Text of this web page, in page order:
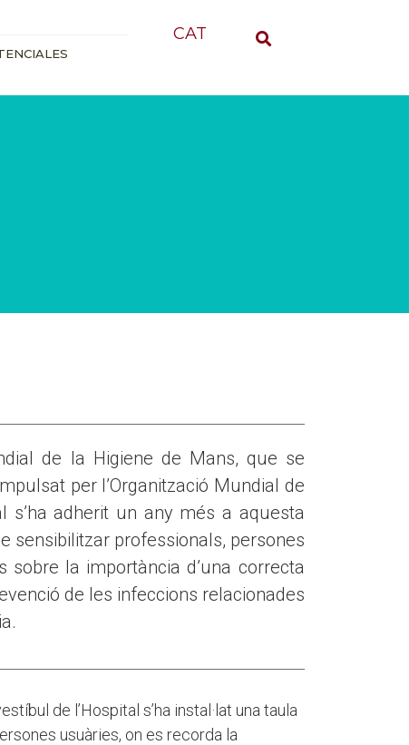
CAT
de la Higiene de Mans, que se
per l’Organització Mundial de
s’ha adherit un any més a aquesta
sensibilitzar professionals, persones
sobre la importància d’una correcta
de les infeccions relacionades
de l’Hospital s’ha instal·lat una taula
usuàries, on es recorda la